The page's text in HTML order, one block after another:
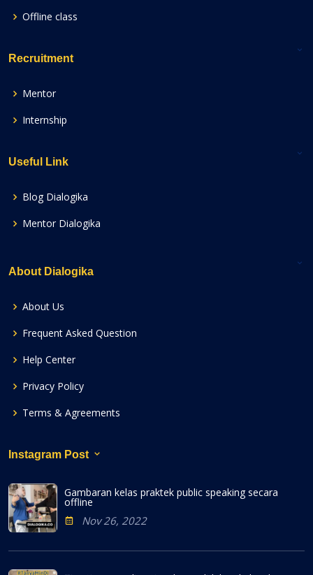
Offline class
Recruitment
Mentor
Internship
Useful Link
Blog Dialogika
Mentor Dialogika
About Dialogika
About Us
Frequent Asked Question
Help Center
Privacy Policy
Terms & Agreements
Instagram Post
Gambaran kelas praktek public speaking secara
offline
Nov 26, 2022